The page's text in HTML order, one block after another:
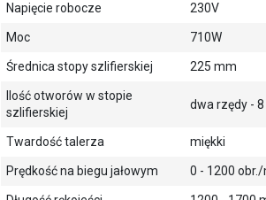
Napięcie robocze 230V
Moc 710W
Średnica stopy szlifierskiej 225 mm
Ilość otworów w stopie
szlifierskiej
dwa rzędy -
Twardość talerza miękki
Prędkość na biegu jałowym 0 - 1200 obr./